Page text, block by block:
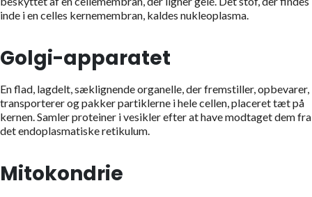
inde i en celles kernemembran, kaldes nukleoplasma.
Golgi-apparatet
En flad, lagdelt, sæklignende organelle, der fremstiller, opbevarer,
transporterer og pakker partiklerne i hele cellen, placeret tæt på
kernen. Samler proteiner i vesikler efter at have modtaget dem fra
det endoplasmatiske retikulum.
Mitokondrie